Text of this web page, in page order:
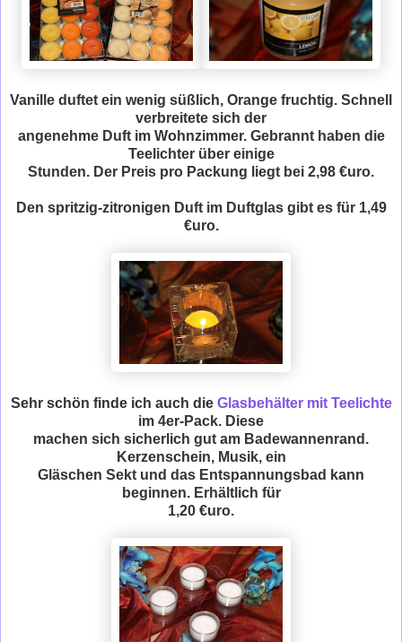
Vanille duftet ein wenig süßlich, Orange fruchtig. Schnell
verbreitete sich der
angenehme Duft im Wohnzimmer. Gebrannt haben die
Teelichter über einige
Stunden. Der Preis pro Packung liegt bei 2,98 €uro.
Den spritzig-zitronigen Duft im Duftglas gibt es für 1,49
€uro.
Sehr schön finde ich auch die Glasbehälter mit Teelichte
im 4er-Pack. Diese
machen sich sicherlich gut am Badewannenrand.
Kerzenschein, Musik, ein
Gläschen Sekt und das Entspannungsbad kann
beginnen. Erhältlich für
1,20 €uro.